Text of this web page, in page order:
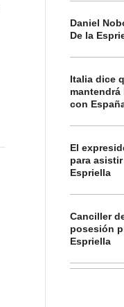
Daniel
De la
Italia dice
con
El
para
Espriella
Canciller
posesión
Espriella